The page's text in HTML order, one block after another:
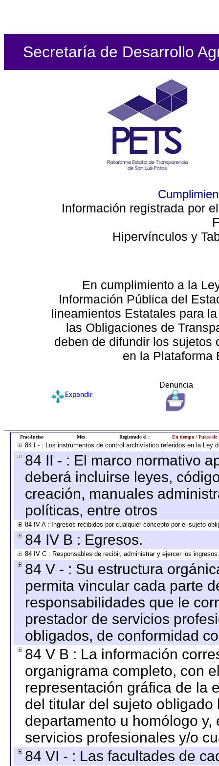
Secretaría de Desarrollo
Información registrada por
Hipervínculos y
En cumplimiento a la
Información Pública del
lineamientos Estatales para
las Obligaciones de
deben de difundir los sujetos
en la Plataforma
Denuncia
Expandir
Frac-Inciso Mes Registrado el : En tiempo / Fuera de
84 I - : Los instrumentos de control archivístico referidos en la Ley
84 II - : El marco normativo
deberá incluirse leyes,
creación, manuales
políticas, entre otros
84 IV A : Ingresos recibidos por cualquier concepto por el sujeto
84 IV B : Egresos.
84 IV C : Responsables de recibir, administrar y ejercer los ingresos.
84 V - : Su estructura
permita vincular cada parte
responsabilidades que le
prestador de servicios
obligados, de conformidad
84 V B : La información
organigrama completo, con
representación gráfica de la
del titular del sujeto
departamento u homólogo
servicios profesionales y/o
84 VI - : Las facultades de